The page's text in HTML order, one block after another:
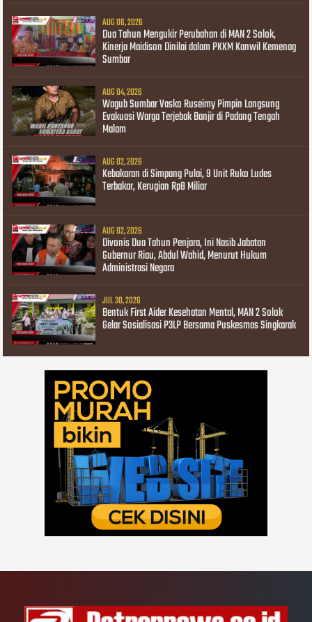
AUG 06, 2026
Dua Tahun Mengukir Perubahan di MAN 2 Solok,
Kinerja Maidison Dinilai dalam PKKM Kanwil Kemenag
Sumbar
AUG 04, 2026
Wagub Sumbar Vasko Ruseimy Pimpin Langsung
Evakuasi Warga Terjebak Banjir di Padang Tengah
Malam
AUG 02, 2026
Kebakaran di Simpang Pulai, 9 Unit Ruko Ludes
Terbakar, Kerugian Rp8 Miliar
AUG 02, 2026
Divonis Dua Tahun Penjara, Ini Nasib Jabatan
Gubernur Riau, Abdul Wahid, Menurut Hukum
Administrasi Negara
JUL 30, 2026
Bentuk First Aider Kesehatan Mental, MAN 2 Solok
Gelar Sosialisasi P3LP Bersama Puskesmas Singkarak